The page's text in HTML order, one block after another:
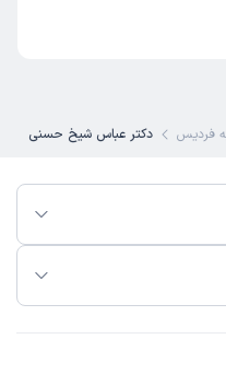
(
1404/10/21
)
فقط توضیح نامیده راجب
فردیس دکتر عباس شیخ حسنی